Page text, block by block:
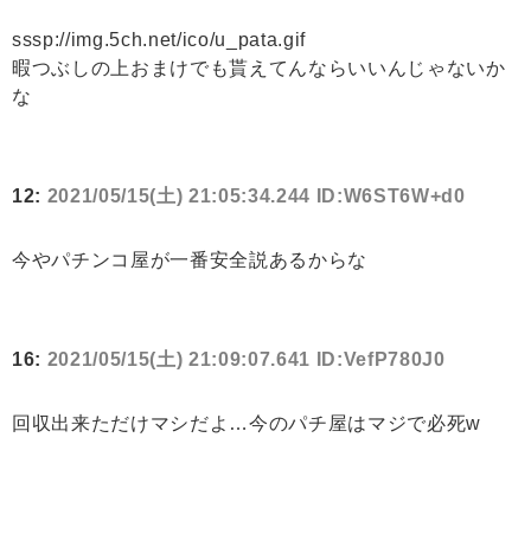
sssp://img.5ch.net/ico/u_pata.gif
暇つぶしの上おまけでも貰えてんならいいんじゃないか
な
12: 2021/05/15(土) 21:05:34.244 ID:W6ST6W+d0
今やパチンコ屋が一番安全説あるからな
16: 2021/05/15(土) 21:09:07.641 ID:VefP780J0
回収出来ただけマシだよ…今のパチ屋はマジで必死w